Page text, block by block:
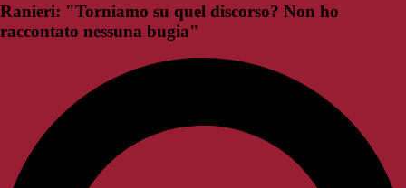
Ranieri: "Torniamo su quel discorso? Non ho
raccontato nessuna bugia"